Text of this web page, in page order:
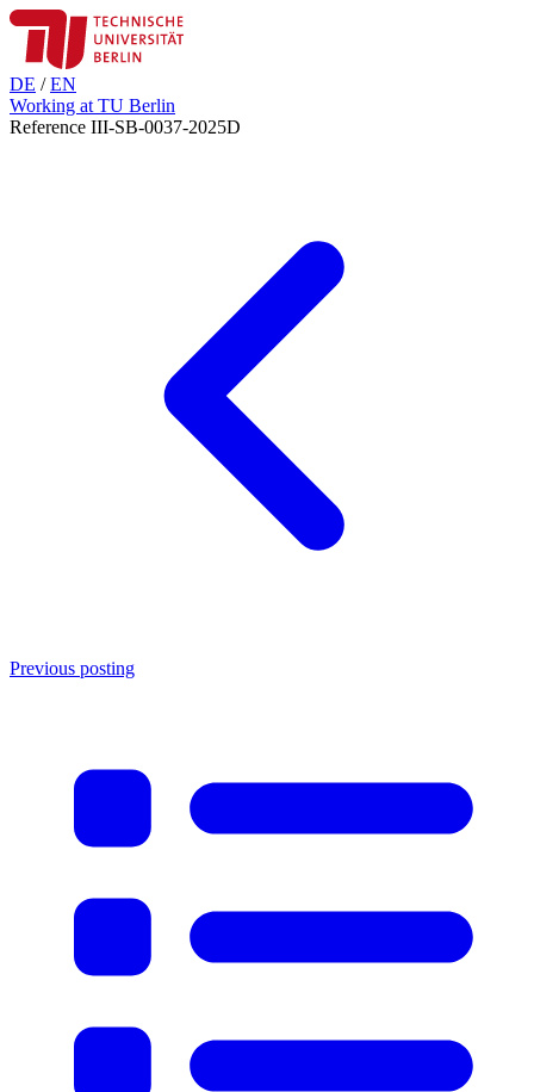
DE /EN
Working at TU Berlin
Reference III-SB-0037-2025D
Previous posting